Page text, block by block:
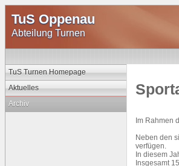
TuS Oppenau
Abteilung Turnen
TuS Turnen Homepage
Aktuelles
Archiv
Im Rahmen
Neben den
verfügen.
In diesem
Insgesamt